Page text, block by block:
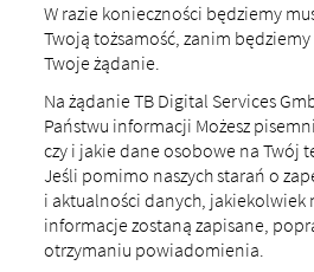
W razie konieczności będziemy
Twoją tożsamość, zanim
Twoje żądanie.
Na żądanie TB Digital Services
Państwu informacji Możesz
czy i jakie dane osobowe na Twój
Jeśli pomimo naszych starań o
i aktualności danych, jakiekolwiek
informacje zostaną zapisane,
otrzymaniu powiadomienia.